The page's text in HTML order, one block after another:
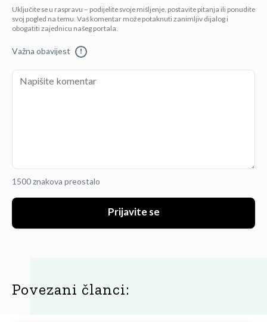
Uključite se u raspravu – podijelite svoje mišljenje, postavite pitanja ili ponudite
svoj pogled na temu. Vaš komentar može potaknuti zanimljiv dijalog i
obogatiti zajednicu našeg portala.
Važna obavijest !
1500 znakova preostalo
Prijavite se
Povezani članci: